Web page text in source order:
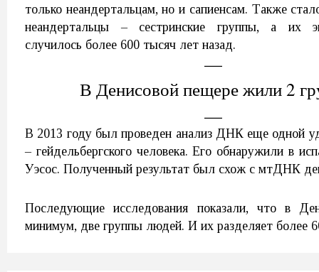
только неандертальцам, но и сапиенсам. Также
неандертальцы – сестринские группы, а их
случилось более 600 тысяч лет назад.
В Денисовой пещере жили 2
В 2013 году был проведен анализ ДНК еще одной
– гейдельбергского человека. Его обнаружили в
Уэсос. Полученный результат был схож с мтДНК
Последующие исследования показали, что в
минимум, две группы людей. И их разделяет более